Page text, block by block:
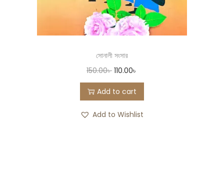
সোনালী সংসার
150.00৳ 110.00৳
Add to cart
Add to Wishlist